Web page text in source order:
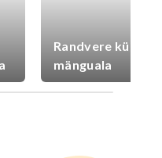
Randvere
mänguala